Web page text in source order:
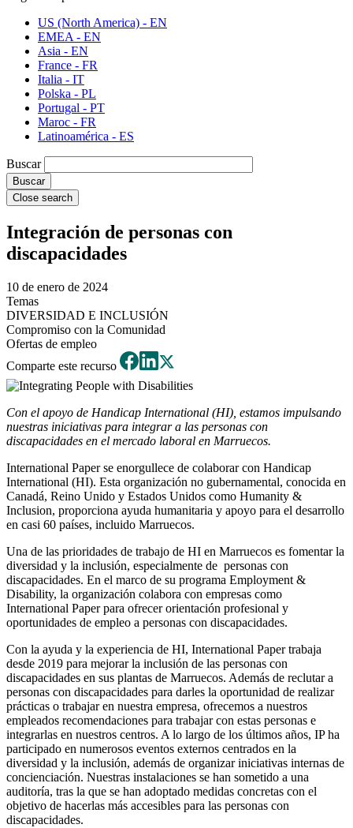
US (North America) - EN
EMEA - EN
Asia - EN
France - FR
Italia - IT
Polska - PL
Portugal - PT
Maroc - FR
Latinoamérica - ES
Buscar
Close search
Integración de personas con
discapacidades
10 de enero de 2024
Temas
DIVERSIDAD E INCLUSIÓN
Compromiso con la Comunidad
Ofertas de empleo
Comparte este recurso
Con el apoyo de Handicap International (HI), estamos impulsando
nuestras iniciativas para integrar a las personas con
discapacidades en el mercado laboral en Marruecos.
International Paper se enorgullece de colaborar con Handicap
International (HI). Esta organización no gubernamental, conocida en
Canadá, Reino Unido y Estados Unidos como Humanity &
Inclusion, proporciona ayuda humanitaria y apoyo para el desarrollo
en casi 60 países, incluido Marruecos.
Una de las prioridades de trabajo de HI en Marruecos es fomentar la
diversidad y la inclusión, especialmente de personas con
discapacidades. En el marco de su programa Employment &
Disability, la organización colabora con empresas como
International Paper para ofrecer orientación profesional y
oportunidades de empleo a personas con discapacidades.
Con la ayuda y la experiencia de HI, International Paper trabaja
desde 2019 para mejorar la inclusión de las personas con
discapacidades en sus plantas de Marruecos. Además de reclutar a
personas con discapacidades para darles la oportunidad de realizar
prácticas o trabajar en nuestra empresa, ofrecemos a nuestros
empleados recomendaciones para trabajar con estas personas e
integrarlas en nuestros centros. A lo largo de los últimos años, IP ha
participado en numerosos eventos externos centrados en la
diversidad y la inclusión, además de organizar iniciativas internas de
concienciación. Nuestras instalaciones se han sometido a una
auditoría, tras la que se han adoptado medidas concretas con el
objetivo de hacerlas más accesibles para las personas con
discapacidades.